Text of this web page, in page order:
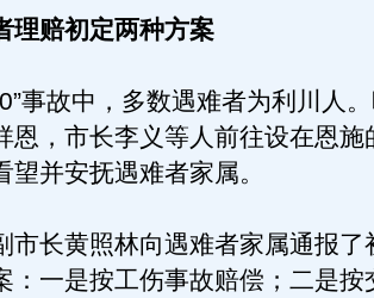
理赔初定两种方案
故中，多数遇难者为利川人
恩，市长李义等人前往设在恩施
望并安抚遇难者家属。
长黄照林向遇难者家属通报了
：一是按工伤事故赔偿；二是按